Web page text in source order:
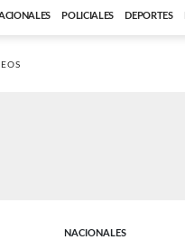
POLICIALES DEPORTES
NACIONALES